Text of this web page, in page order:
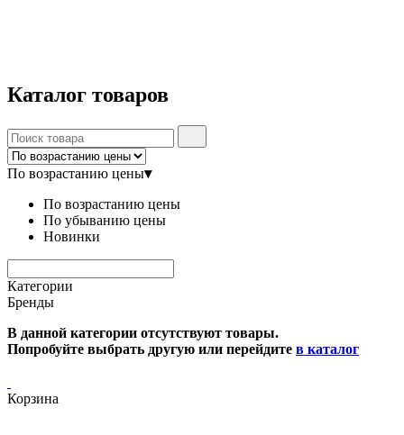
Каталог товаров
По возрастанию цены▾
По возрастанию цены
По убыванию цены
Новинки
Категории
Бренды
В данной категории отсутствуют товары.
Попробуйте выбрать другую или перейдите в каталог
Корзина